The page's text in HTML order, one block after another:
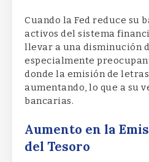
Cuando la Fed reduce su
activos del sistema
llevar a una disminución
especialmente
donde la emisión de
aumentando, lo que a su
bancarias.
Aumento en la
del Tesoro